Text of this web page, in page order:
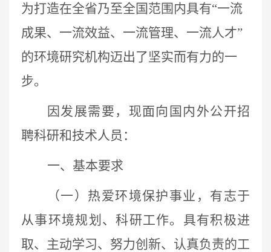
为打造在全省乃至全国范围内具有“一流
成果、一流效益、一流管理、一流人才”
的环境研究机构迈出了坚实而有力的一
步。
因发展需要，现面向国内外公开招
聘科研和技术人员：
一、基本要求
（一）热爱环境保护事业，有志于
从事环境规划、科研工作。具有积极进
取、主动学习、努力创新、认真负责的工